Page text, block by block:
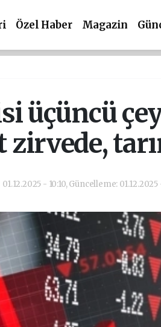
Özel Haber Magazin
üçüncü
zirvede,
01.12.2025 - 10:10, Güncelleme: 01.12.2025